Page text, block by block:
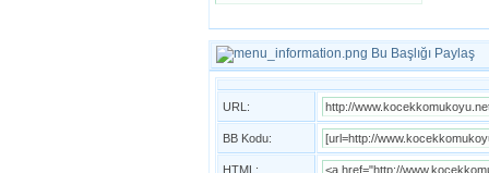
Bu Başlığı Paylaş
URL:
BB Kodu:
HTML: